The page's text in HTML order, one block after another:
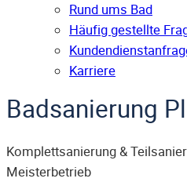
Rund ums Bad
Häufig gestellte
Karriere
Badsanierung
Komplettsanierung &
Meisterbetrieb